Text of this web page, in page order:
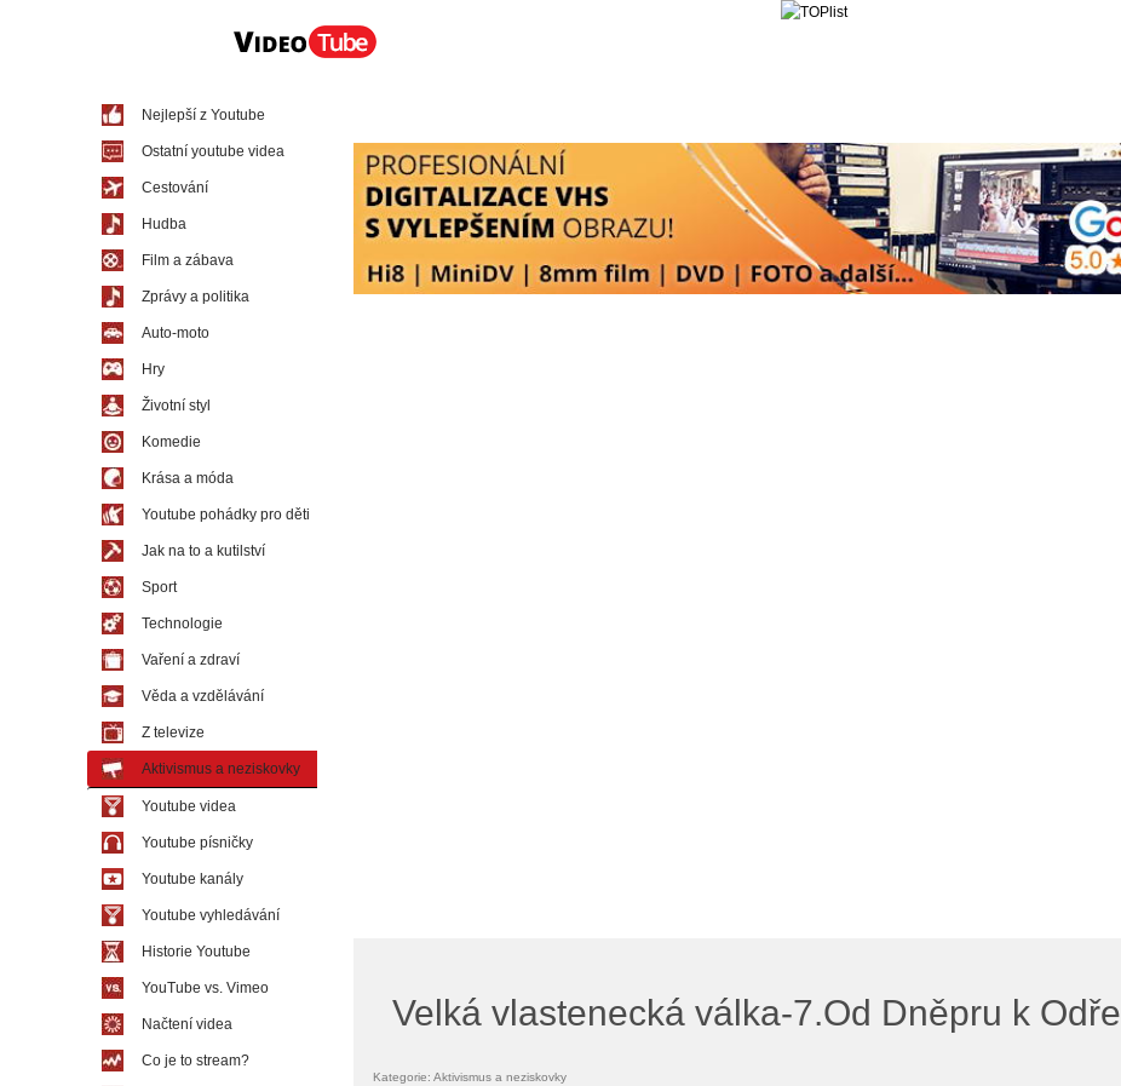
Velká vlastenecká válka-7.Od Dněpru k Odře
Kategorie: Aktivismus a neziskovky
Nejlepší z Youtube
Ostatní youtube videa
Cestování
Hudba
Film a zábava
Zprávy a politika
Auto-moto
Hry
Životní styl
Komedie
Krása a móda
Youtube pohádky pro děti
Jak na to a kutilství
Sport
Technologie
Vaření a zdraví
Věda a vzdělávání
Z televize
Aktivismus a neziskovky
Youtube videa
Youtube písničky
Youtube kanály
Youtube vyhledávání
Historie Youtube
YouTube vs. Vimeo
Načtení videa
Co je to stream?